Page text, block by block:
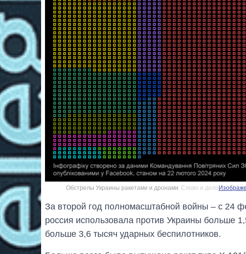
Обстрелы Украины ракетами и дронами Слово и дело
За второй год полномасштабной войны – с 24
россия использовала против Украины больше
больше 3,6 тысяч ударных беспилотников.